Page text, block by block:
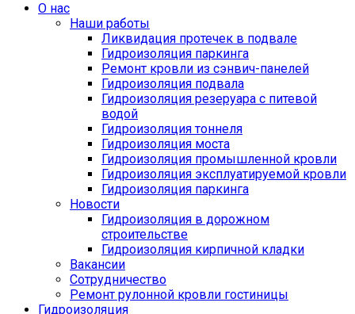
О нас
Наши работы
Ликвидация протечек в подвале
Гидроизоляция паркинга
Ремонт кровли из сэнвич-панелей
Гидроизоляция подвала
Гидроизоляция резеруара с питевой
водой
Гидроизоляция тоннеля
Гидроизоляция моста
Гидроизоляция промышленной кровли
Гидроизоляция эксплуатируемой кровли
Гидроизоляция паркинга
Новости
Гидроизоляция в дорожном
строительстве
Гидроизоляция кирпичной кладки
Вакансии
Сотрудничество
Ремонт рулонной кровли гостиницы
Гидроизоляция